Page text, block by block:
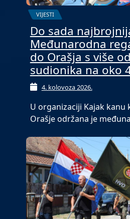
VIJESTI
Do sada
Međunarodna
do Orašja s više
sudionika na oko
4. kolovoza 2026.
U organizaciji Kajak kanu
Orašje održana je